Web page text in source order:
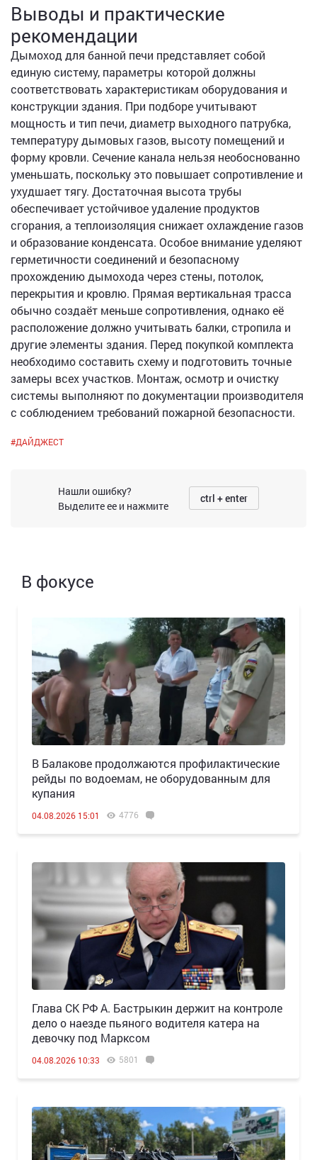
Выводы и практические
рекомендации
Дымоход для банной печи представляет собой
единую систему, параметры которой должны
соответствовать характеристикам оборудования и
конструкции здания. При подборе учитывают
мощность и тип печи, диаметр выходного патрубка,
температуру дымовых газов, высоту помещений и
форму кровли. Сечение канала нельзя необоснованно
уменьшать, поскольку это повышает сопротивление и
ухудшает тягу. Достаточная высота трубы
обеспечивает устойчивое удаление продуктов
сгорания, а теплоизоляция снижает охлаждение газов
и образование конденсата. Особое внимание уделяют
герметичности соединений и безопасному
прохождению дымохода через стены, потолок,
перекрытия и кровлю. Прямая вертикальная трасса
обычно создаёт меньше сопротивления, однако её
расположение должно учитывать балки, стропила и
другие элементы здания. Перед покупкой комплекта
необходимо составить схему и подготовить точные
замеры всех участков. Монтаж, осмотр и очистку
системы выполняют по документации производителя
с соблюдением требований пожарной безопасности.
#ДАЙДЖЕСТ
Нашли ошибку?
Выделите ее и нажмите
ctrl + enter
В фокусе
В Балакове продолжаются профилактические
рейды по водоемам, не оборудованным для
купания
04.08.2026 15:01 4776
Глава СК РФ А. Бастрыкин держит на контроле
дело о наезде пьяного водителя катера на
девочку под Марксом
04.08.2026 10:33 5801